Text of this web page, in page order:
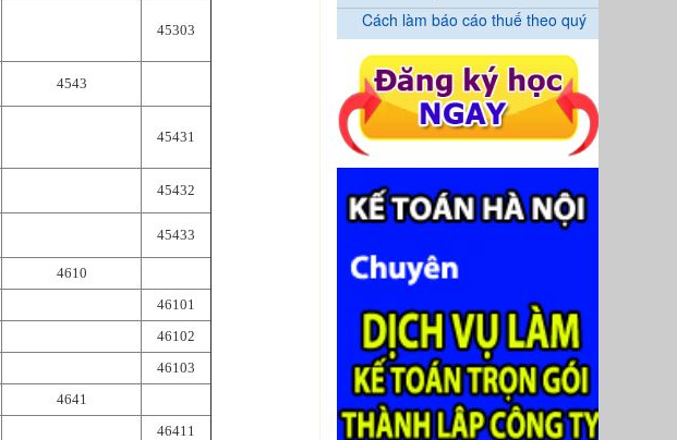
45303
4543
45431
45432
45433
4610
46101
46102
46103
4641
46411
Cách làm báo cáo thuế theo quý